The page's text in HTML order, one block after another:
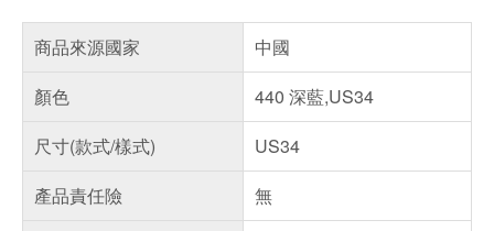
商品來源國家
中國
顏色
440 深藍,US34
尺寸(款式/樣式)
US34
產品責任險
無